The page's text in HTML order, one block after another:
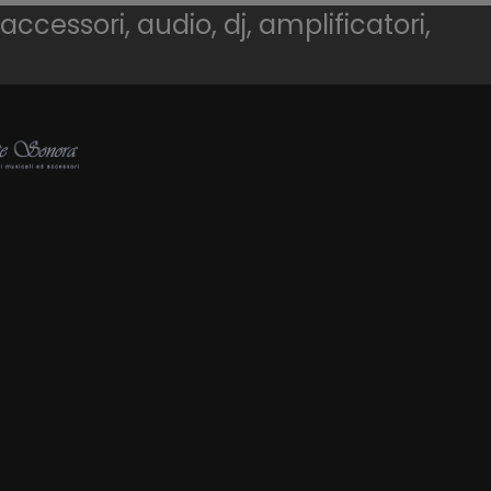
audio, dj, amplificatori,